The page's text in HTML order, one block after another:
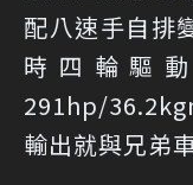
配八速手自排
時四輪驅
291hp/
輸出就與兄弟